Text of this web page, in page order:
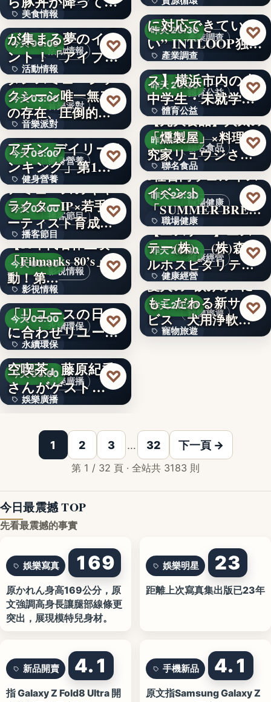
美食情報
文字
た」が現実に…
活動情報
今天 03:00
活動情報
文字
アイプリのみんな
が集まる夢のイベ
ント！「アイプリ
ワールド…
♡
音樂派對
今天 03:00
音樂派對
5
ダンスミュージッ
クシーン唯一無二
の存在、圧倒的な
カリスマ…
♡
健身營養
今天 03:00
健身營養
文字
【楽天市場「クレ
アチン デイリーラ
ンキング」第1位
獲得(…
♡
播客節目
今天 03:00
播客節目
36年
アミューズのキャ
ラクターIP×若手ア
ーティスト育成コ
ンテ…
♡
影視情報
今天 03:00
影視情報
40
【80年代名作上映
「Filmarks 80’s」始
動！第…
♡
永續環保
今天 03:00
永續環保
文字
エコスタイル、
「リユースの日」
に合わせリユース
文化の普及…
♡
娛樂廣播
今天 03:00
娛樂廣播
interfm『Runeの星
空喫茶』藤原紀香
さんがゲスト…
♡
女性ゴルファーの
50%
を採用
產業調查
昨天 20:30
產業調查
文字
“9割の企業が十分
に対応できていな
い” INTLOOP独…
♡
體育公益
昨天 20:30
體育公益
文字
【横浜エクセレン
ス】横浜市内の小
中学生・未就学児
対象！「…
♡
聯名食品
昨天 20:30
聯名食品
100億本
【丸大食品】人気の
「燻製屋」×料理研
究家リュウジさん
がコ…
♡
職場健康
昨天 20:30
職場健康
82.0%
3社合同ウェルネス
イベント
「SUMMER BRE…
♡
健康經營
昨天 20:30
健康經營
120
【エステー】エス
テー(株)、 (株)森ビ
ルホスピタリテ
ィ…
♡
寵物旅遊
昨天 20:30
寵物旅遊
愛犬の"飲み水"に
もこだわる新サー
ビス 犬用浄軟水
器を全…
♡
1 2 3 … 32 下一頁 →
第 1 / 32 頁 · 全站共 3183 則
今日最震撼 TOP
先看最震撼的事實
娛樂寫真 169
原かれん身高169公分，原
文強調高身長讓腿部線條更
突出，展現模特兒身材。
娛樂明星 23
距離上次寫真集出版已23年
新品開賣 4.1
指 Galaxy Z Fold8 Ultra 開
手機新品 4.1
原文指Samsung Galaxy Z